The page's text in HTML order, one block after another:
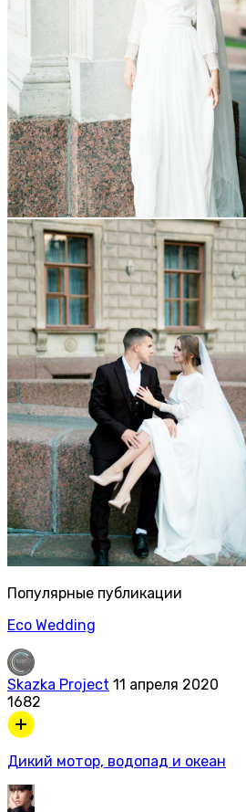
Популярные публикации
Eco Wedding
Skazka Project 11 апреля 2020
1682
Дикий мотор, водопад и океан